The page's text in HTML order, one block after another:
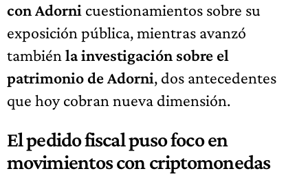
con Adorni cuestionamientos sobre su
exposición pública, mientras avanzó
también la investigación sobre el
patrimonio de Adorni, dos antecedentes
que hoy cobran nueva dimensión.
El pedido fiscal puso foco en
movimientos con criptomonedas